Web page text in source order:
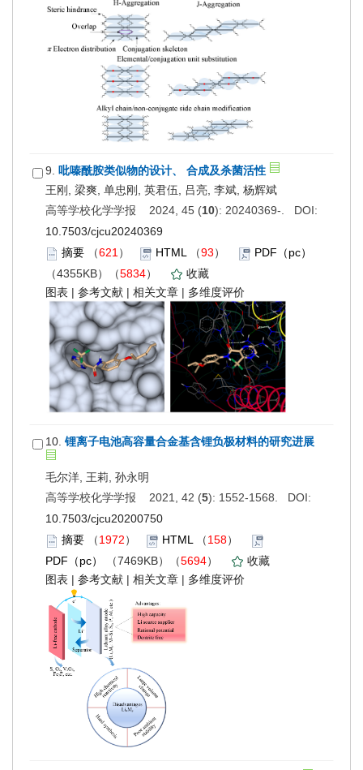
9. 吡嗪酰胺类似物的设计、 合成及杀菌活性
王刚, 梁爽, 单忠刚, 英君伍, 吕亮, 李斌, 杨辉斌
高等学校化学学报 2024, 45 (10): 20240369-. DOI:
10.7503/cjcu20240369
摘要 （621） HTML（93）
PDF（pc）
（4355KB）（5834）
收藏
图表 | 参考文献 | 相关文章 | 多维度评价
10. 锂离子电池高容量合金基含锂负极材料的研究进展
毛尔洋, 王莉, 孙永明
高等学校化学学报 2021, 42 (5): 1552-1568. DOI:
10.7503/cjcu20200750
摘要 （1972） HTML（158）
PDF（pc）
（7469KB）（5694）
收藏
图表 | 参考文献 | 相关文章 | 多维度评价